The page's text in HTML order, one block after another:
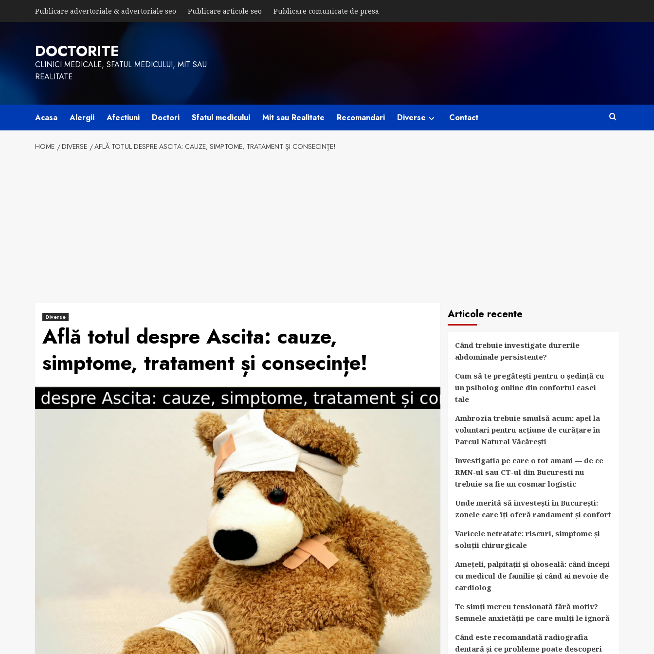
Publicare advertoriale & advertoriale seo Publicare articole seo Publicare comunicate de presa
DOCTORITE
CLINICI MEDICALE, SFATUL MEDICULUI, MIT SAU
REALITATE
Acasa Alergii Afectiuni Doctori Sfatul medicului Mit sau Realitate Recomandari Diverse Contact
HOME DIVERSE AFLĂ TOTUL DESPRE ASCITA: CAUZE, SIMPTOME, TRATAMENT ȘI CONSECINȚE!
Diverse
Află totul despre Ascita: cauze,
simptome, tratament și consecințe!
Articole recente
Când trebuie investigate durerile
abdominale persistente?
Cum să te pregătești pentru o ședință cu
un psiholog online din confortul casei
tale
Ambrozia trebuie smulsă acum: apel la
voluntari pentru acțiune de curățare în
Parcul Natural Văcărești
Investigatia pe care o tot amani — de ce
RMN-ul sau CT-ul din Bucuresti nu
trebuie sa fie un cosmar logistic
Unde merită să investești în București:
zonele care îți oferă randament și confort
Varicele netratate: riscuri, simptome și
soluții chirurgicale
Amețeli, palpitații și oboseală: când începi
cu medicul de familie și când ai nevoie de
cardiolog
Te simți mereu tensionată fără motiv?
Semnele anxietății pe care mulți le ignoră
Când este recomandată radiografia
dentară și ce probleme poate descoperi